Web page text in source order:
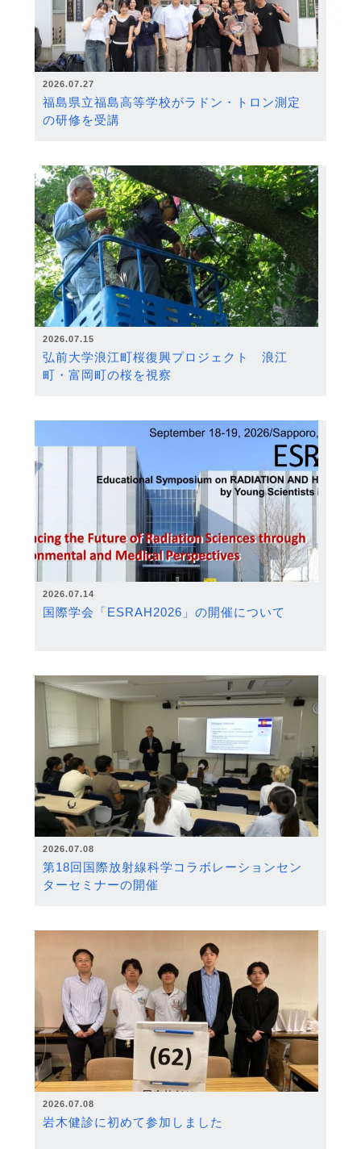
2026.07.27
福島県立福島高等学校がラドン・トロン測定
の研修を受講
2026.07.15
弘前大学浪江町桜復興プロジェクト 浪江
町・富岡町の桜を視察
2026.07.14
国際学会「ESRAH2026」の開催について
2026.07.08
第18回国際放射線科学コラボレーションセン
ターセミナーの開催
2026.07.08
岩木健診に初めて参加しました